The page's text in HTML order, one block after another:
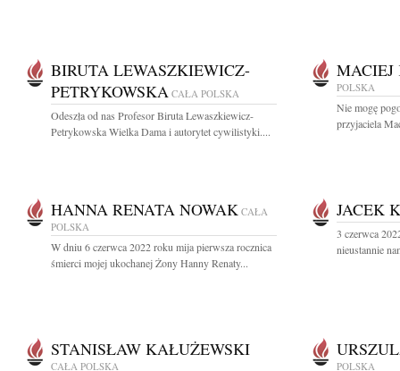
BIRUTA LEWASZKIEWICZ-
PETRYKOWSKA CAŁA POLSKA
Odeszła od nas Profesor Biruta Lewaszkiewicz-
Petrykowska Wielka Dama i autorytet cywilistyki....
MACIEJ
POLSKA
Nie mogę
przyjaciela
HANNA RENATA NOWAK CAŁA
POLSKA
W dniu 6 czerwca 2022 roku mija pierwsza rocznica
śmierci mojej ukochanej Żony Hanny Renaty...
JACEK
3 czerwca
nieustannie
STANISŁAW KAŁUŻEWSKI
CAŁA POLSKA POLSKA